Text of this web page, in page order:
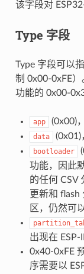
该字段对
Type 字段
Type 字段可以
制 0x00-0xFE
功能的 0x00-
app (0x00)，
data (0x01)
bootloader
功能，因此
的任何 CSV
更新和 flash
区，仍然可
出现在 ESP-
0x40-0xFE
序需要以